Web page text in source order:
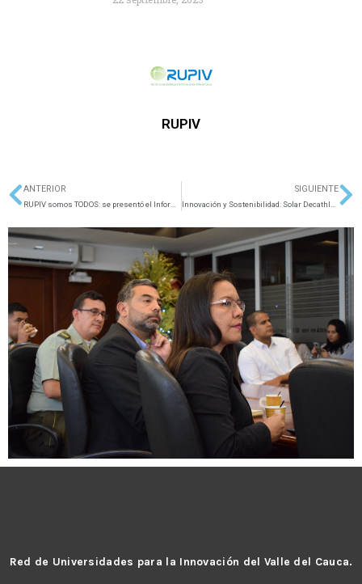
RUPIV
Ant
ANTERIOR SIGUIENTE
Red de Universidades para la Innovación del Valle del Cauca.